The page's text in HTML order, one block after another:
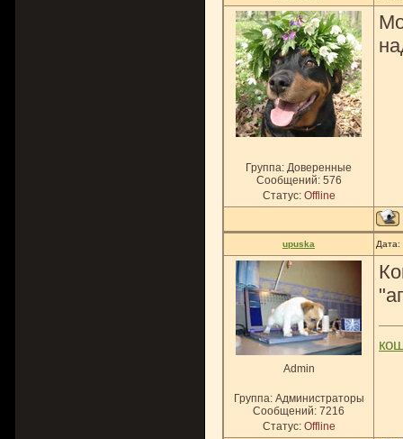
Группа: Доверенные
Сообщений: 576
Статус: Offline
upuska
Admin
Группа: Администраторы
Сообщений: 7216
Статус: Offline